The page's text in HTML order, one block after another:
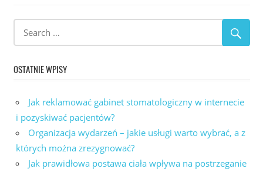
OSTATNIE WPISY
Jak reklamować gabinet stomatologiczny w internecie
i pozyskiwać pacjentów?
Organizacja wydarzeń – jakie usługi warto wybrać, a z
których można zrezygnować?
Jak prawidłowa postawa ciała wpływa na postrzeganie